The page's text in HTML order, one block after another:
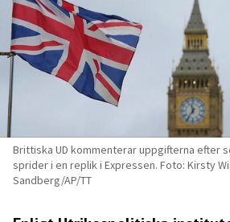
Brittiska UD kommenterar uppgifterna efter
sprider i en replik i Expressen. Foto: Kirsty
Sandberg/AP/TT